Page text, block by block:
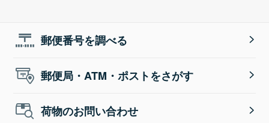
郵便番号を調べる
郵便局・ATM・ポストをさがす
荷物のお問い合わせ